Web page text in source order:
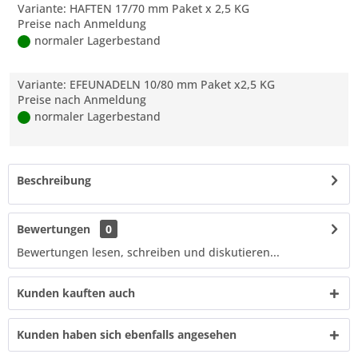
Variante: HAFTEN 17/70 mm Paket x 2,5 KG
Preise nach Anmeldung
normaler Lagerbestand
Variante: EFEUNADELN 10/80 mm Paket x2,5 KG
Preise nach Anmeldung
normaler Lagerbestand
Beschreibung
Bewertungen
0
Bewertungen lesen, schreiben und diskutieren...
Kunden kauften auch
Kunden haben sich ebenfalls angesehen